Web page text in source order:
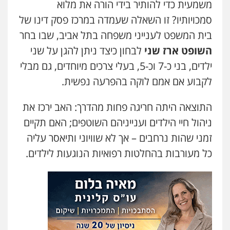
עו"ד אמיר נאטור
פלילי צווארון לבן מעצרים
0543326767
עו"ד גיורא זילברשטיין
פלילי פשיעה חמורה מעצרים וחקירות
עו"ד קובי בן שעיה
צווארון לבן
0524040052
עו"ד אלון ארז
פלילי צבאי סמים אלימות במשפחה
לבן
0507368203
משמעית כדי להותיר בידי הורה את מלוא
סמכויותיו? זו השאלה שעמדה במרכז פסק דינו של
בית המשפט לענייני משפחה בתל אביב, שבו בחר
השופט ארז שני לבחון כיצד ניתן להגן על שני
ילדים, בני כ-7 וכ-5, בעלי צרכים מיוחדים, גם מבלי
לקבוע אם אמם לוקה בהפרעה נפשית.
התוצאה היתה חריגה פחות מהדרך: האב ירכז את
ניהול חיי הילדים וענייניהם השוטפים; האם תקיים
זמני שהות נרחבים – אך לא שוויוני ותיאסר עליה
כל מעורבות בהחלטות רפואיות הנוגעות לילדים.